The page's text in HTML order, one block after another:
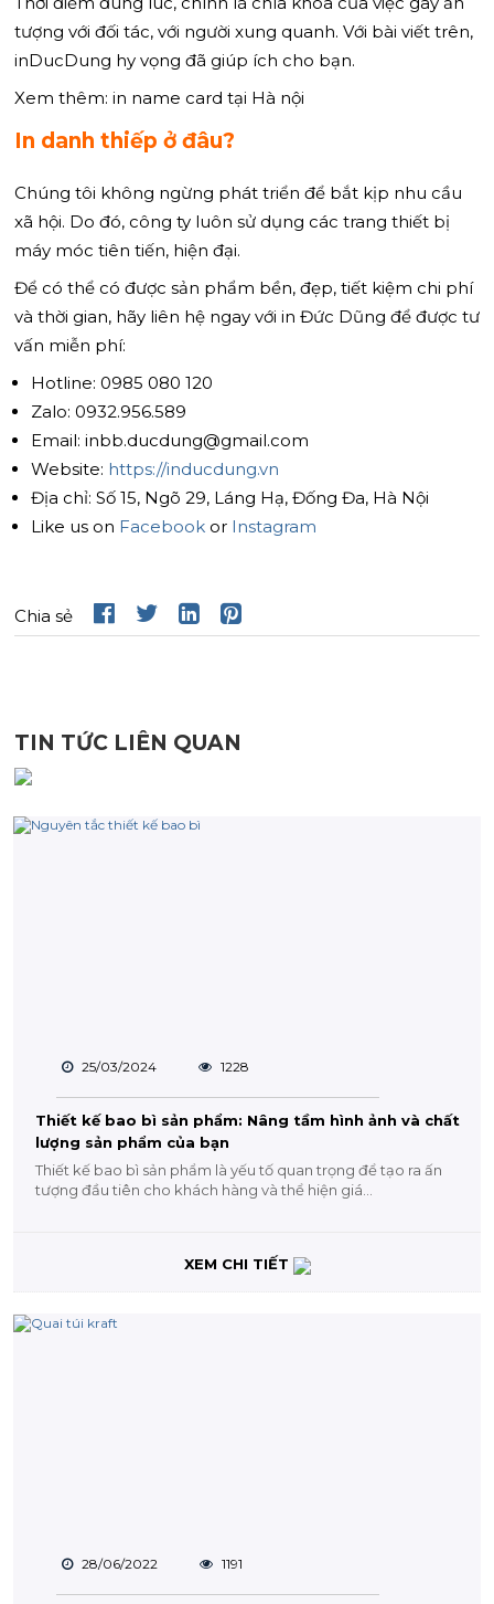
tượng với đối tác, với người xung quanh. Với bài viết trên,
inDucDung hy vọng đã giúp ích cho bạn.
Xem thêm: in name card tại Hà nội
In danh thiếp ở đâu?
Chúng tôi không ngừng phát triển để bắt kịp nhu cầu
xã hội. Do đó, công ty luôn sử dụng các trang thiết bị
máy móc tiên tiến, hiện đại.
Để có thể có được sản phẩm bền, đẹp, tiết kiệm chi phí
và thời gian, hãy liên hệ ngay với in Đức Dũng để được tư
vấn miễn phí:
Hotline: 0985 080 120
Zalo: 0932.956.589
Email: inbb.ducdung@gmail.com
Website: https://inducdung.vn
Địa chỉ: Số 15, Ngõ 29, Láng Hạ, Đống Đa, Hà Nội
Like us on Facebook or Instagram
Chia sẻ
TIN TỨC LIÊN QUAN
25/03/2024 1228
Thiết kế bao bì sản phẩm: Nâng tầm hình ảnh và chất
lượng sản phẩm của bạn
Thiết kế bao bì sản phẩm là yếu tố quan trọng để tạo ra ấn
tượng đầu tiên cho khách hàng và thể hiện giá...
XEM CHI TIẾT
28/06/2022 1191